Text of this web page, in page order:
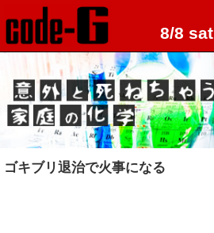
8/8 sat
ゴキブリ退治で火事になる